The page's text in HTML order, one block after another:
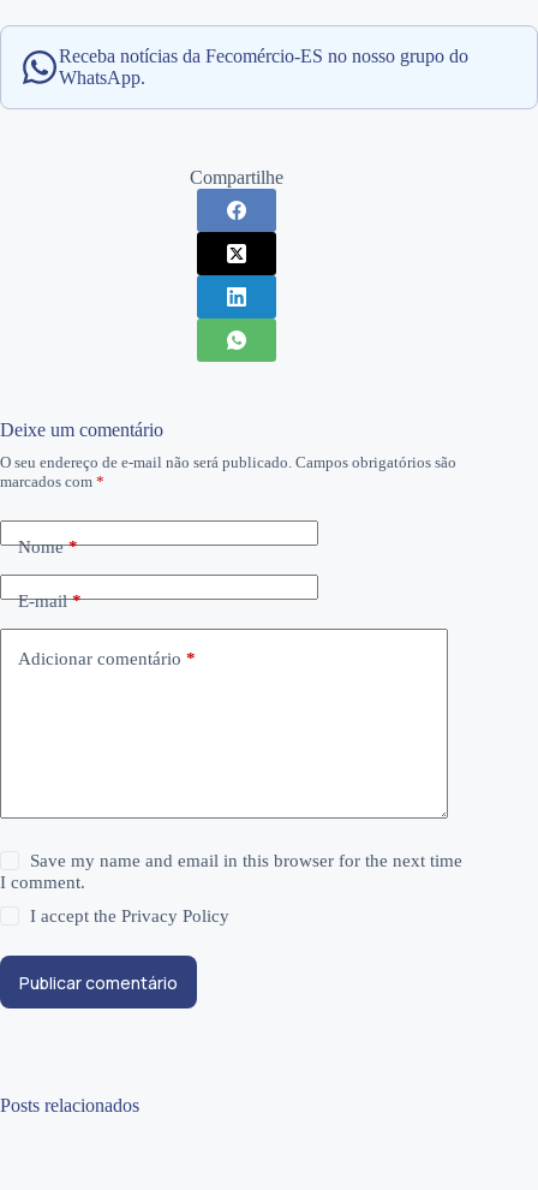
Receba notícias da Fecomércio-ES no nosso grupo do
WhatsApp.
Compartilhe
Deixe um comentário
O seu endereço de e-mail não será publicado. Campos obrigatórios são
marcados com *
Nome*
E-mail*
Adicionar comentário *
Save my name and email in this browser for the next time
I comment.
I accept thePrivacy Policy
Publicar comentário
Posts relacionados